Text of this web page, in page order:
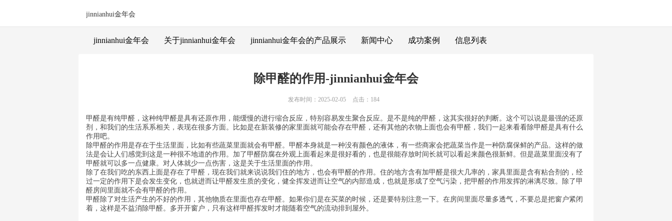
jinnianhui金年会
jinnianhui金年会 关于jinnianhui金年会 jinnianhui金年会的产品展示 新闻中心 成功案例 信息列表
除甲醛的作用-jinnianhui金年会
发布时间：2025-02-05 点击：184
甲醛是有纯甲醛，这种纯甲醛是具有还原作用，能缓慢的进行缩合反应，特别容易发生聚合反应。是不是纯的甲醛，这其实很好的判断。这个可以说是最强的还原
剂，和我们的生活系系相关，表现在很多方面。比如是在新装修的家里面就可能会存在甲醛，还有其他的衣物上面也会有甲醛，我们一起来看看除甲醛是具有什么
作用吧。
除甲醛的作用是存在于生活里面，比如有些蔬菜里面就会有甲醛。甲醛本身就是一种没有颜色的液体，有一些商家会把蔬菜当作是一种防腐保鲜的产品。这样的做
法是会让人们感觉到这是一种很不地道的作用。加了甲醛防腐在外观上面看起来是很好看的，也是很能存放时间长就可以看起来颜色很新鲜。但是蔬菜里面没有了
甲醛就可以多一点健康。对人体就少一点伤害，这是关于生活里面的作用。
除了在我们吃的东西上面是存在了甲醛，现在我们就来说说我们住的地方，也会有甲醛的作用。住的地方含有加甲醛是很大几率的，家具里面是含有粘合剂的，经
过一定的作用下是会发生变化，也就进而让甲醛发生质的变化，健全挥发进而让空气的内部造成，也就是形成了空气污染，把甲醛的作用发挥的淋漓尽致。除了甲
醛房间里面就不会有甲醛的作用。
甲醛除了对生活产生的不好的作用，其他物质在里面也存在甲醛。如果你们是在买菜的时候，还是要特别注意一下。在房间里面尽量多透气，不要总是把窗户紧闭
着，这样是不益消除甲醛。多开开窗户，只有这样甲醛挥发时才能随着空气的流动排到屋外。